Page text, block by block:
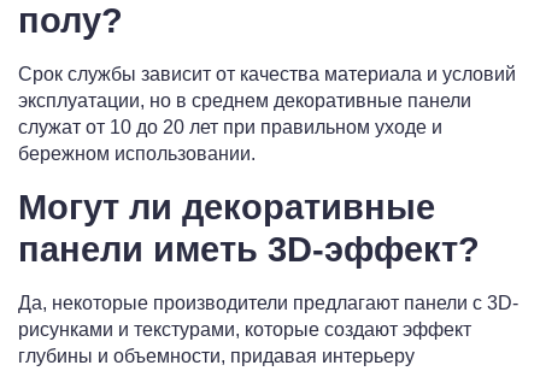
полу?
Срок службы зависит от качества материала и условий
эксплуатации, но в среднем декоративные панели
служат от 10 до 20 лет при правильном уходе и
бережном использовании.
Могут ли декоративные
панели иметь 3D-эффект?
Да, некоторые производители предлагают панели с 3D-
рисунками и текстурами, которые создают эффект
глубины и объемности, придавая интерьеру